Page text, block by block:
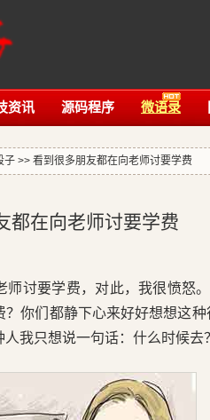
资讯 源码程序 微语录
子 >> 看到很多朋友都在向老师讨要学费
都在向老师讨要学费
师讨要学费，对此，我很愤怒
？你们都静下心来好好想想这
我只想说一句话：什么时候去